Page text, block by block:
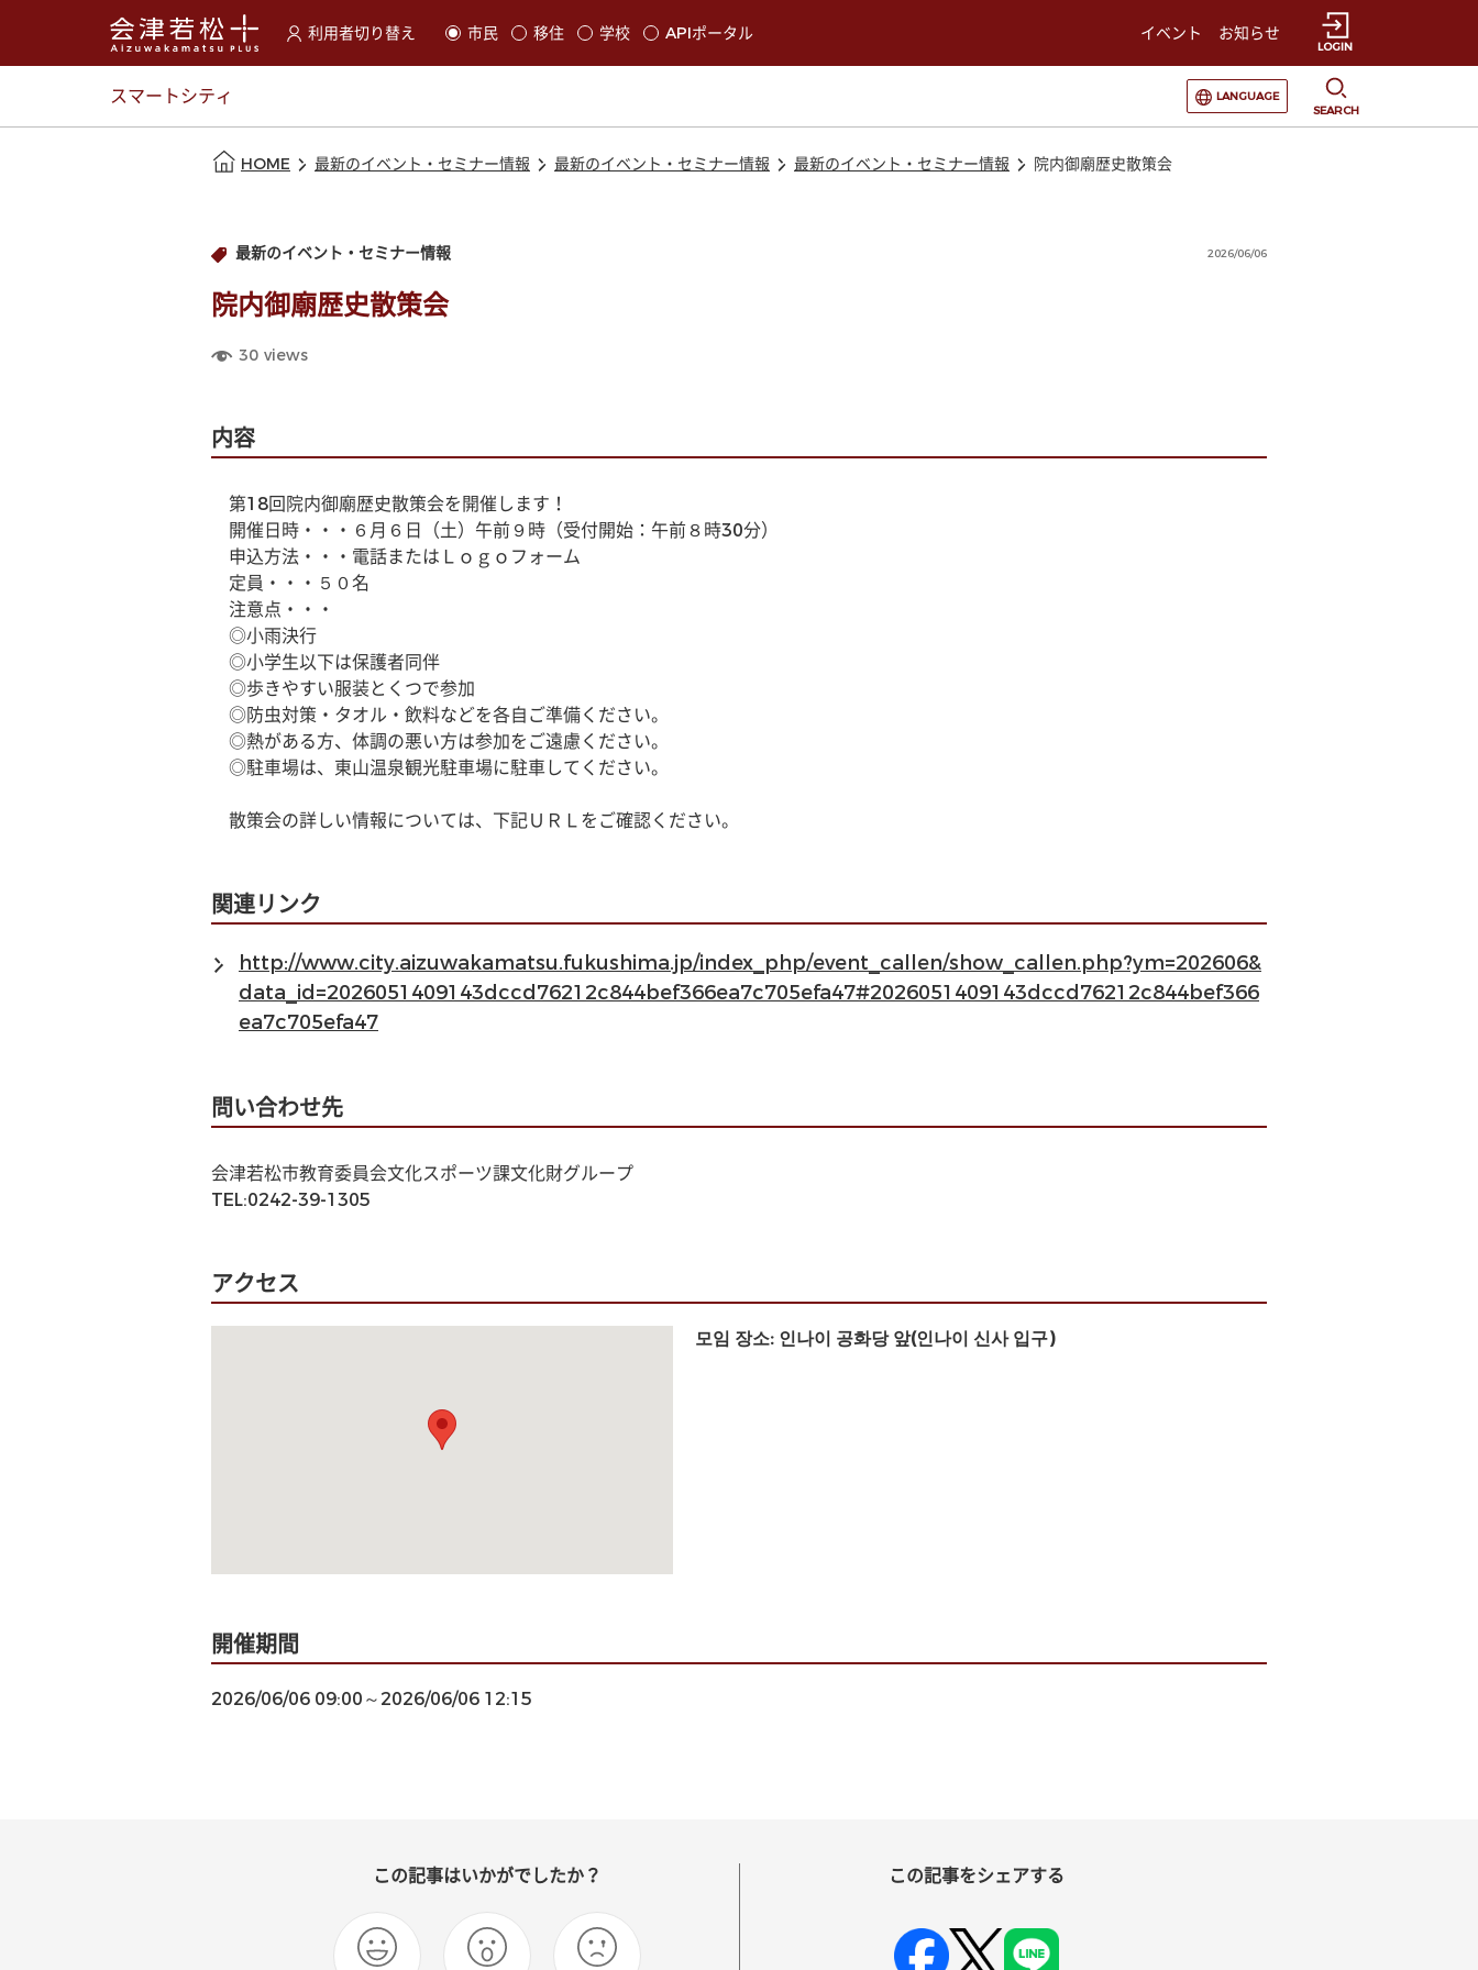
利用者切り替え
選択すると利用者の切替が発生します
市民 移住 学校 APIポータル イベント お知らせ
LOGIN
スマートシティ
選択すると言語の切替が発生します
LANGUAGE
SEARCH
HOME 最新のイベント・セミナー情報 最新のイベント・セミナー情報 最新のイベント・セミナー情報 院内御廟歴史散策会
最新のイベント・セミナー情報 2026/06/06
院内御廟歴史散策会
30 views
内容
第18回院内御廟歴史散策会を開催します！
開催日時・・・６月６日（土）午前９時（受付開始：午前８時30分）
申込方法・・・電話またはＬｏｇｏフォーム
定員・・・５０名
注意点・・・
◎小雨決行
◎小学生以下は保護者同伴
◎歩きやすい服装とくつで参加
◎防虫対策・タオル・飲料などを各自ご準備ください。
◎熱がある方、体調の悪い方は参加をご遠慮ください。
◎駐車場は、東山温泉観光駐車場に駐車してください。
散策会の詳しい情報については、下記ＵＲＬをご確認ください。
関連リンク
http://www.city.aizuwakamatsu.fukushima.jp/index_php/event_callen/show_callen.php?ym=202606&
data_id=2026051409143dccd76212c844bef366ea7c705efa47#2026051409143dccd76212c844bef366
ea7c705efa47
問い合わせ先
会津若松市教育委員会文化スポーツ課文化財グループ
TEL:0242-39-1305
アクセス
모임 장소: 인나이 공화당 앞(인나이 신사 입구)
開催期間
2026/06/06 09:00～2026/06/06 12:15
この記事はいかがでしたか？ この記事をシェアする